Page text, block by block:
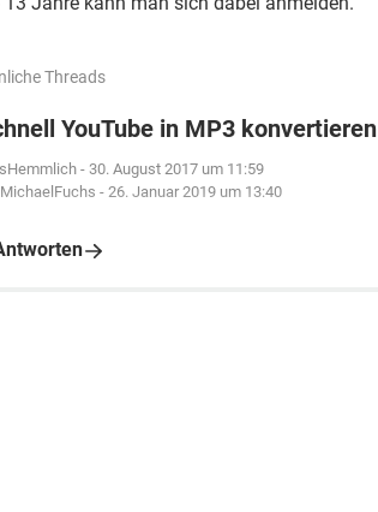
Threads
YouTube in MP3 konvertieren
- 30. August 2017 um 11:59
MichaelFuchs - 26. Januar 2019 um 13:40